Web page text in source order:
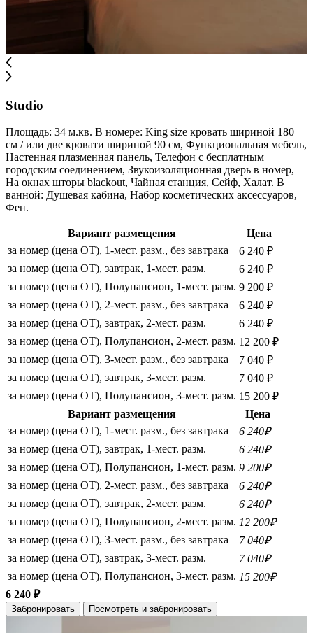
Studio
Площадь: 34 м.кв. В номере: King size кровать шириной 180
см / или две кровати шириной 90 см, Функциональная мебель,
Настенная плазменная панель, Телефон с бесплатным
городским соединением, Звукоизоляционная дверь в номер,
На окнах шторы blackout, Чайная станция, Сейф, Халат. В
ванной: Душевая кабина, Набор косметических аксессуаров,
Фен.
Вариант размещения
Цена
за номер (цена ОТ), 1-мест. разм., без завтрака
6 240 ₽
за номер (цена ОТ), завтрак, 1-мест. разм.
6 240 ₽
за номер (цена ОТ), Полупансион, 1-мест. разм. 9 200 ₽
за номер (цена ОТ), 2-мест. разм., без завтрака
6 240 ₽
за номер (цена ОТ), завтрак, 2-мест. разм.
6 240 ₽
за номер (цена ОТ), Полупансион, 2-мест. разм. 12 200 ₽
за номер (цена ОТ), 3-мест. разм., без завтрака
7 040 ₽
за номер (цена ОТ), завтрак, 3-мест. разм.
7 040 ₽
за номер (цена ОТ), Полупансион, 3-мест. разм. 15 200 ₽
Вариант размещения
Цена
за номер (цена ОТ), 1-мест. разм., без завтрака
6 240₽
за номер (цена ОТ), завтрак, 1-мест. разм.
6 240₽
за номер (цена ОТ), Полупансион, 1-мест. разм. 9 200₽
за номер (цена ОТ), 2-мест. разм., без завтрака
6 240₽
за номер (цена ОТ), завтрак, 2-мест. разм.
6 240₽
за номер (цена ОТ), Полупансион, 2-мест. разм. 12 200₽
за номер (цена ОТ), 3-мест. разм., без завтрака
7 040₽
за номер (цена ОТ), завтрак, 3-мест. разм.
7 040₽
за номер (цена ОТ), Полупансион, 3-мест. разм. 15 200₽
6 240 ₽
Забронировать Посмотреть и забронировать